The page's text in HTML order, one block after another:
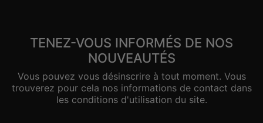
TENEZ-VOUS INFORMÉS DE NOS
NOUVEAUTÉS
Vous pouvez vous désinscrire à tout moment. Vous
trouverez pour cela nos informations de contact dans
les conditions d'utilisation du site.